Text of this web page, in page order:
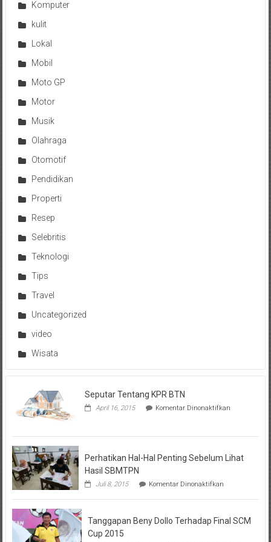
Komputer
kulit
Lokal
Mobil
Moto GP
Motor
Musik
Olahraga
Otomotif
Pendidikan
Properti
Resep
Selebritis
Teknologi
Tips
Travel
Uncategorized
video
Wisata
Seputar Tentang KPR BTN
April 16, 2015 Komentar Dinonaktifkanpada
Perhatikan Hal-Hal Penting Sebelum Lihat
Hasil SBMTPN
Juli 8, 2015 Komentar Dinonaktifkanpada
Hal-
Penting
Tanggapan Beny Dollo Terhadap Final SCM
Cup 2015